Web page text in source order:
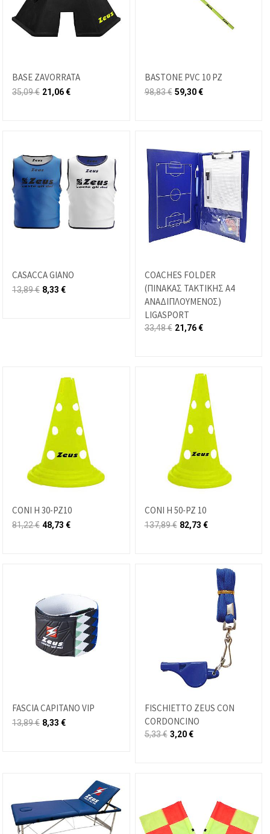
BASE ZAVORRATA
35,09€ 21,06€
BASTONE PVC 10 PZ
98,83€ 59,30€
CASACCA GIANO
13,89€ 8,33 €
COACHES FOLDER
(ΠΙΝΑΚΑΣ ΤΑΚΤΙΚΗΣ Α4
ΑΝΑΔΙΠΛΟΥΜΕΝΟΣ)
LIGASPORT
33,48€ 21,76€
CONI H 30-PZ10
81,22€ 48,73 €
CONI H 50-PZ 10
137,89€ 82,73 €
FASCIA CAPITANO VIP
13,89€ 8,33 €
FISCHIETTO ZEUS CON
CORDONCINO
5,33€ 3,20€